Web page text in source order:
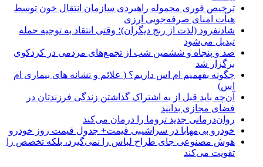
ترخیص فوری محموله راهبردی سازمان انتقال خون توسط
هیأت امنای صرفه‌جویی ارزی
شادنفرود (لذت از رنج دیگران)؛ وقتی انتقاد به توجیه حمله
تبدیل می‌شود
صد و پنجاه‌ و ششمین شب از تجمع‌های مردمی در کردکوی
برگزار شد
چگونه بفهمیم ام اس داریم؟ ( علائم و نشانه های بیماری ام
اس)
آن‌چه باید قبل از به اشتراک گذاشتن زندگی فرزندتان در
فضای مجازی بدانید
روان‌درمانی جدید تروما را درمان می‌کند
خودرو بی‌مهابا در سراشیبی قیمت+ جدول قیمت روز خودرو
هوش مصنوعی جای طراح لباس را نمی‌گیرد، بلکه تخصص را
تقویت می‌کند